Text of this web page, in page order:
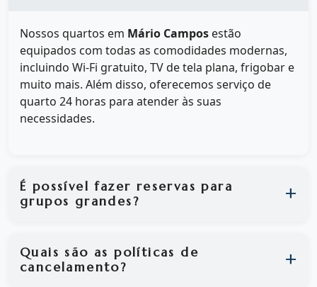
Nossos quartos em Mário Campos estão
equipados com todas as comodidades modernas,
incluindo Wi-Fi gratuito, TV de tela plana, frigobar e
muito mais. Além disso, oferecemos serviço de
quarto 24 horas para atender às suas
necessidades.
É possível fazer reservas para
grupos grandes?
Quais são as políticas de
cancelamento?